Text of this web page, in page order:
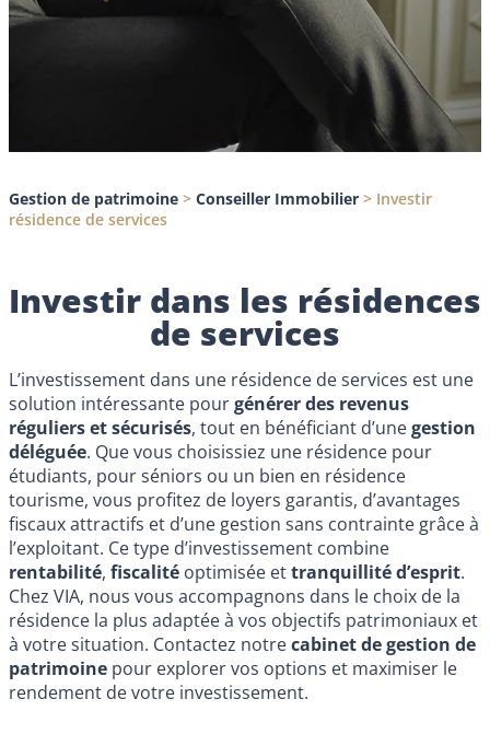
Gestion de patrimoine > Conseiller Immobilier > Investir
résidence de services
Investir dans les résidences
de services
L’investissement dans une résidence de services est une
solution intéressante pourgénérer des revenus
réguliers et sécurisés, tout en bénéficiant d’unegestion
déléguée. Que vous choisissiez une résidence pour
étudiants, pour séniors ou un bien en résidence
tourisme, vous profitez de loyers garantis, d’avantages
fiscaux attractifs et d’une gestion sans contrainte grâce à
l’exploitant. Ce type d’investissement combine
rentabilité, fiscalité optimisée ettranquillité d’esprit.
Chez VIA, nous vous accompagnons dans le choix de la
résidence la plus adaptée à vos objectifs patrimoniaux et
à votre situation. Contactez notrecabinet de gestion de
patrimoine pour explorer vos options et maximiser le
rendement de votre investissement.